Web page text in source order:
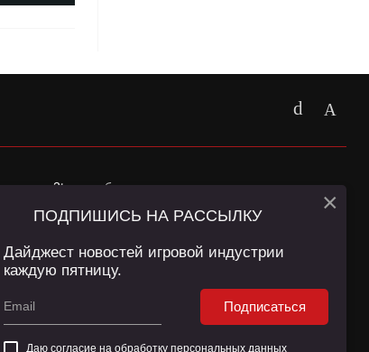
наapp2top.ruобязательна.
Пользователей сайта и сервис «Яндекс
Политике конфиденциальностии
ПОДПИШИСЬ НА РАССЫЛКУ
Дайджест новостей игровой индустрии
каждую пятницу.
Подписаться
Даю согласие на обработку персональных данных
×